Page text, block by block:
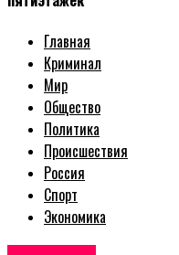
Главная
Криминал
Мир
Общество
Политика
Происшествия
Россия
Спорт
Экономика